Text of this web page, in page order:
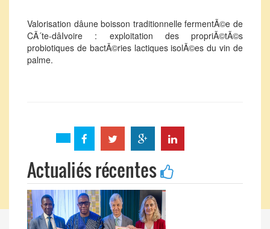
Valorisation dâune boisson traditionnelle fermentÃ©e de
CÃ´te-dâIvoire : exploitation des propriÃ©tÃ©s
probiotiques de bactÃ©ries lactiques isolÃ©es du vin de
palme.
Actualiés récentes